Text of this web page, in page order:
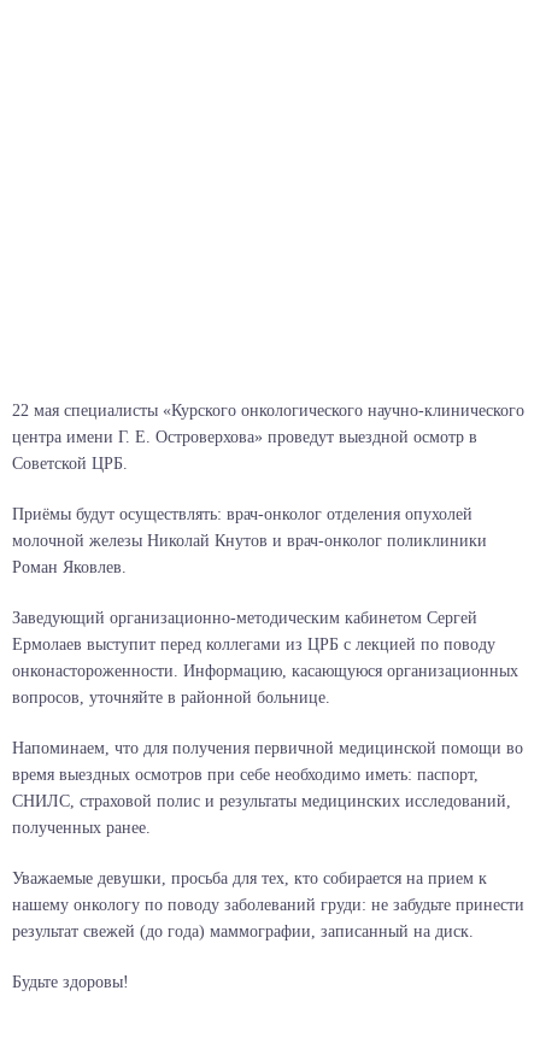
22 мая специалисты «Курского онкологического научно-клинического
центра имени Г. Е. Островерхова» проведут выездной осмотр в
Советской ЦРБ.
Приёмы будут осуществлять: врач-онколог отделения опухолей
молочной железы Николай Кнутов и врач-онколог поликлиники
Роман Яковлев.
Заведующий организационно-методическим кабинетом Сергей
Ермолаев выступит перед коллегами из ЦРБ с лекцией по поводу
онконастороженности. Информацию, касающуюся организационных
вопросов, уточняйте в районной больнице.
Напоминаем, что для получения первичной медицинской помощи во
время выездных осмотров при себе необходимо иметь: паспорт,
СНИЛС, страховой полис и результаты медицинских исследований,
полученных ранее.
Уважаемые девушки, просьба для тех, кто собирается на прием к
нашему онкологу по поводу заболеваний груди: не забудьте принести
результат свежей (до года) маммографии, записанный на диск.
Будьте здоровы!